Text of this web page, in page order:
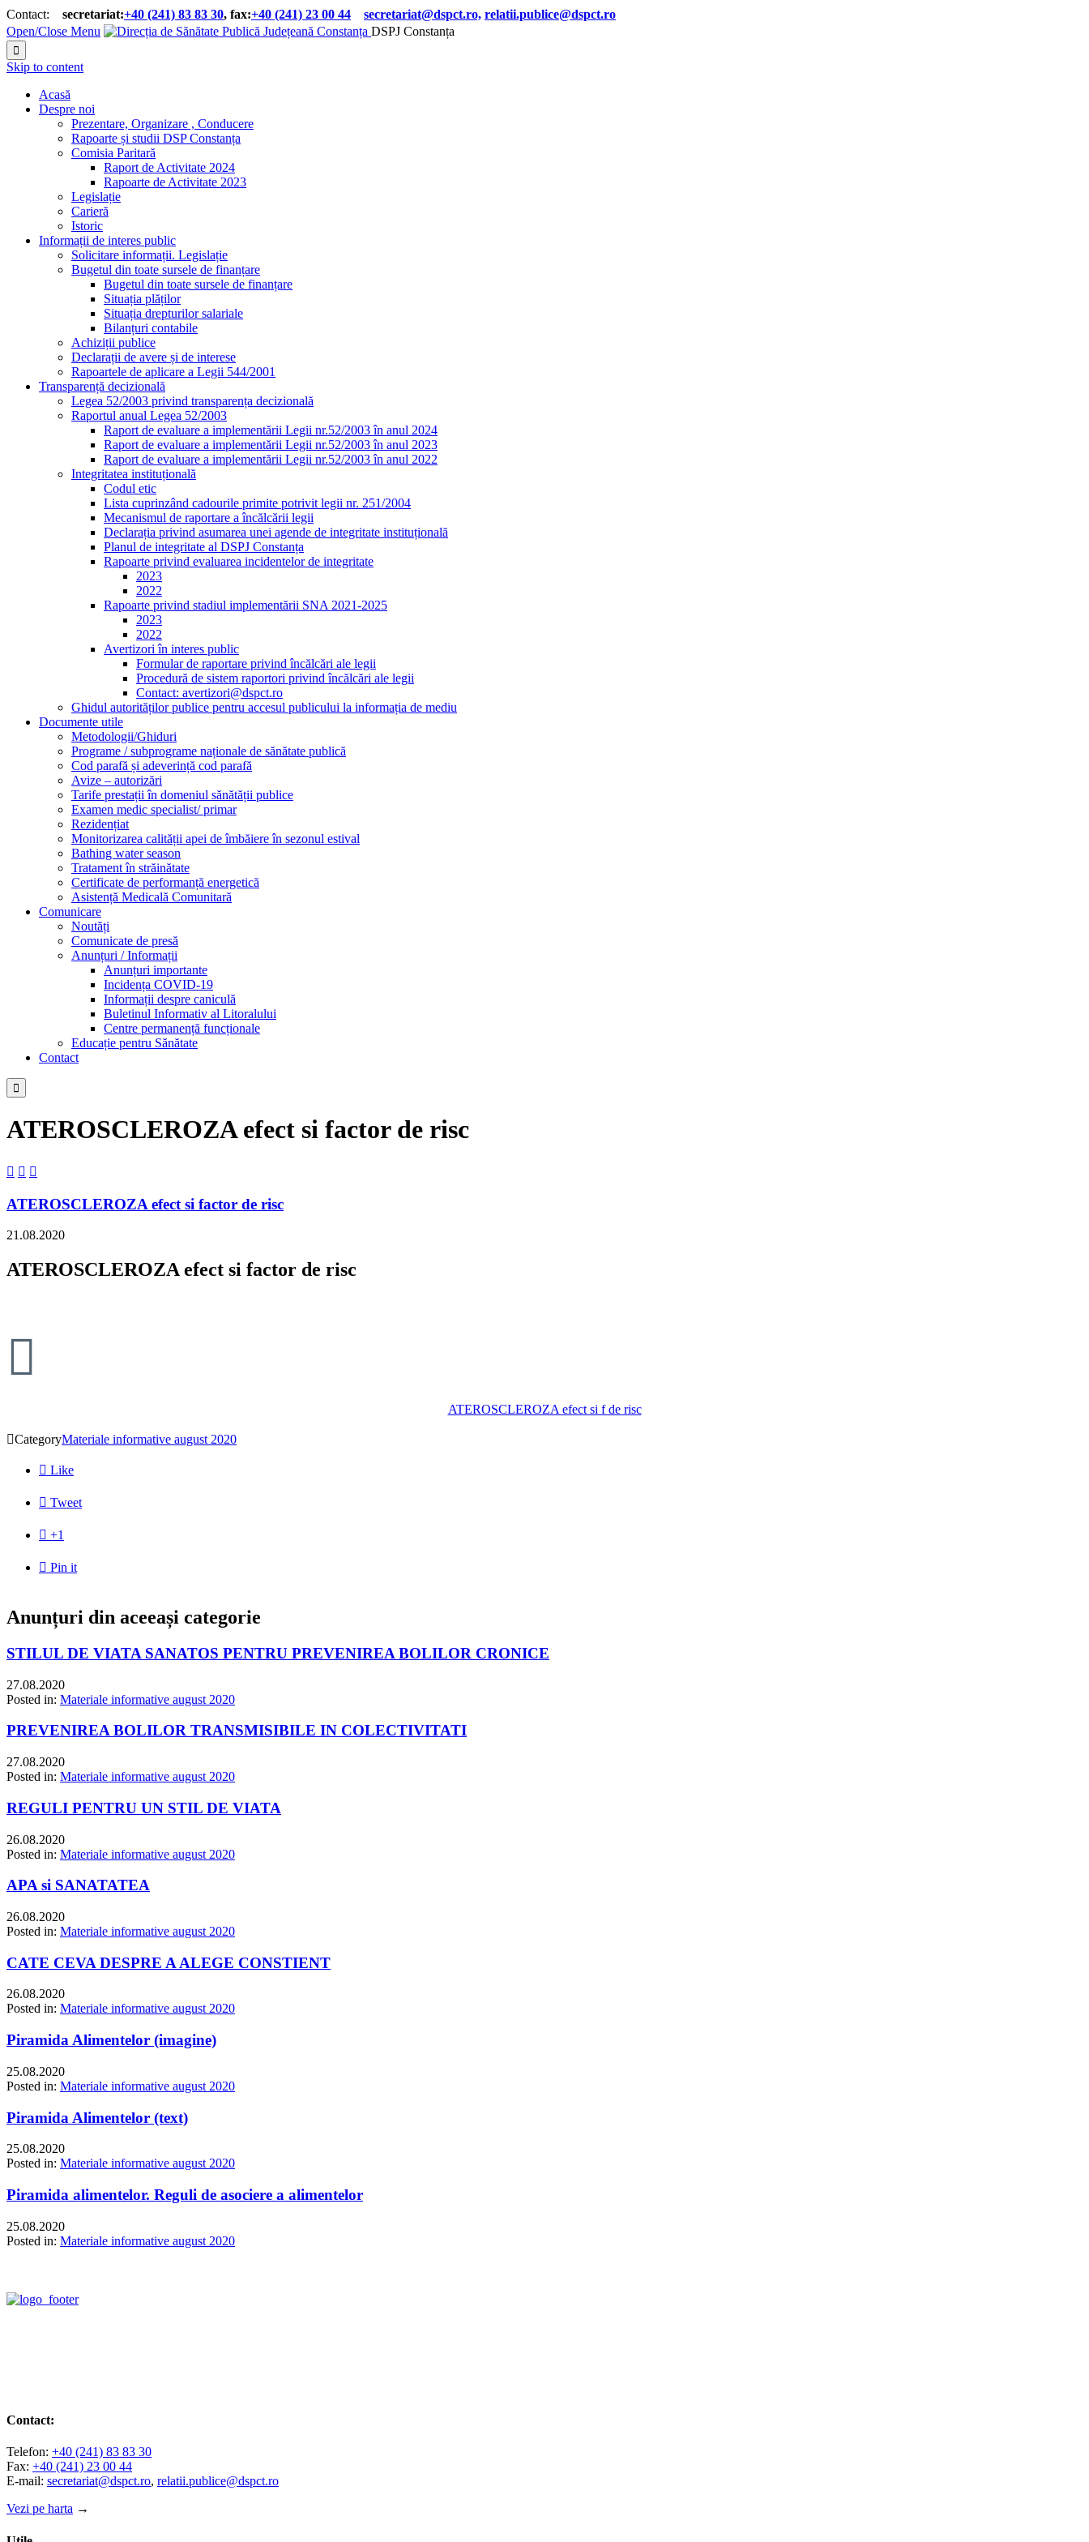
Contact: secretariat:+40 (241) 83 83 30, fax:+40 (241) 23 00 44 secretariat@dspct.ro, relatii.publice@dspct.ro
Open/Close Menu
DSPJ Constanța

Skip to content
Acasă
Despre noi
Prezentare, Organizare , Conducere
Rapoarte și studii DSP Constanța
Comisia Paritară
Raport de Activitate 2024
Rapoarte de Activitate 2023
Legislație
Carieră
Istoric
Informații de interes public
Solicitare informații. Legislație
Bugetul din toate sursele de finanțare
Bugetul din toate sursele de finanțare
Situația plăților
Situația drepturilor salariale
Bilanțuri contabile
Achiziții publice
Declarații de avere și de interese
Rapoartele de aplicare a Legii 544/2001
Transparență decizională
Legea 52/2003 privind transparența decizională
Raportul anual Legea 52/2003
Raport de evaluare a implementării Legii nr.52/2003 în anul 2024
Raport de evaluare a implementării Legii nr.52/2003 în anul 2023
Raport de evaluare a implementării Legii nr.52/2003 în anul 2022
Integritatea instituțională
Codul etic
Lista cuprinzând cadourile primite potrivit legii nr. 251/2004
Mecanismul de raportare a încălcării legii
Declarația privind asumarea unei agende de integritate instituțională
Planul de integritate al DSPJ Constanța
Rapoarte privind evaluarea incidentelor de integritate
2023
2022
Rapoarte privind stadiul implementării SNA 2021-2025
2023
2022
Avertizori în interes public
Formular de raportare privind încălcări ale legii
Procedură de sistem raportori privind încălcări ale legii
Contact: avertizori@dspct.ro
Ghidul autorităților publice pentru accesul publicului la informația de mediu
Documente utile
Metodologii/Ghiduri
Programe / subprograme naționale de sănătate publică
Cod parafă și adeverință cod parafă
Avize – autorizări
Tarife prestații în domeniul sănătății publice
Examen medic specialist/ primar
Rezidențiat
Monitorizarea calității apei de îmbăiere în sezonul estival
Bathing water season
Tratament în străinătate
Certificate de performanță energetică
Asistență Medicală Comunitară
Comunicare
Noutăți
Comunicate de presă
Anunțuri / Informații
Anunțuri importante
Incidența COVID-19
Informații despre caniculă
Buletinul Informativ al Litoralului
Centre permanență funcționale
Educație pentru Sănătate
Contact

ATEROSCLEROZA efect si factor de risc
  
ATEROSCLEROZA efect si factor de risc
21.08.2020
ATEROSCLEROZA efect si factor de risc

ATEROSCLEROZA efect si f de risc
CategoryMateriale informative august 2020
 Like
 Tweet
 +1
 Pin it
Anunțuri din aceeași categorie
STILUL DE VIATA SANATOS PENTRU PREVENIREA BOLILOR CRONICE
27.08.2020
Posted in: Materiale informative august 2020
PREVENIREA BOLILOR TRANSMISIBILE IN COLECTIVITATI
27.08.2020
Posted in: Materiale informative august 2020
REGULI PENTRU UN STIL DE VIATA
26.08.2020
Posted in: Materiale informative august 2020
APA si SANATATEA
26.08.2020
Posted in: Materiale informative august 2020
CATE CEVA DESPRE A ALEGE CONSTIENT
26.08.2020
Posted in: Materiale informative august 2020
Piramida Alimentelor (imagine)
25.08.2020
Posted in: Materiale informative august 2020
Piramida Alimentelor (text)
25.08.2020
Posted in: Materiale informative august 2020
Piramida alimentelor. Reguli de asociere a alimentelor
25.08.2020
Posted in: Materiale informative august 2020
Contact:
Telefon: +40 (241) 83 83 30
Fax: +40 (241) 23 00 44
E-mail: secretariat@dspct.ro, relatii.publice@dspct.ro
Vezi pe harta →